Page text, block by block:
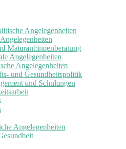
Angelegenheiten
Maturant:innenberatung
Angelegenheiten
Angelegenheiten
und Gesundheitspolitik
und Schulungen
Angelegenheiten